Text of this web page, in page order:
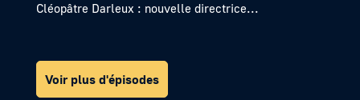
Cléopâtre Darleux : nouvelle directrice...
Voir plus d'épisodes